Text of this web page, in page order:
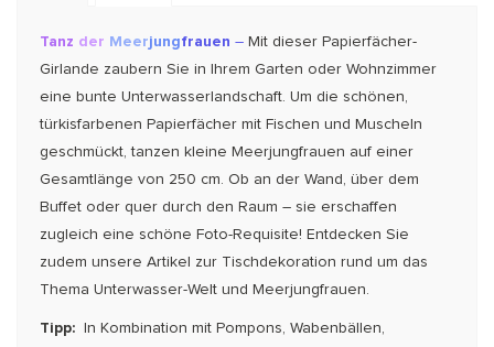
Tanz der Meerjungfrauen – Mit dieser Papierfächer-
Girlande zaubern Sie in Ihrem Garten oder Wohn­zim­mer
eine bunte Unterwasserlandschaft. Um die schö­nen,
türkisfarbenen Papierfächer mit Fischen und Muscheln
geschmückt, tanzen kleine Meerjung­frau­en auf einer
Gesamtlänge von 250 cm. Ob an der Wand, über dem
Buffet oder quer durch den Raum – sie erschaffen
zugleich eine schöne Foto-Requisite! Entdecken Sie
zudem unsere Artikel zur Tisch­de­ko­ra­tion rund um das
Thema Unterwasser-Welt und Meerjungfrauen.
Tipp:
In Kombination mit Pompons, Wabenbällen,